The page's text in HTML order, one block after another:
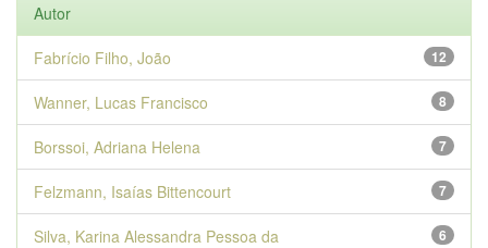
Autor
12
Fabrício Filho, João
8
Wanner, Lucas Francisco
7
Borssoi, Adriana Helena
7
Felzmann, Isaías Bittencourt
6
Silva, Karina Alessandra Pessoa da